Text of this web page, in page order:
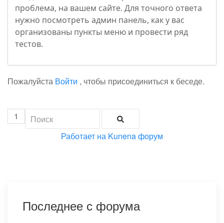
проблема, на вашем сайте. Для точного ответа
нужно посмотреть админ панель, как у вас
организованы пункты меню и провести ряд
тестов.
Пожалуйста Войти , чтобы присоединиться к беседе.
1
Работает на Kunena форум
Последнее с форума